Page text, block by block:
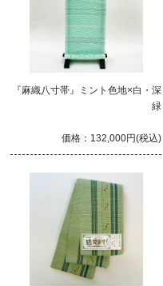
『麻織八寸帯』ミント色地×白・深
緑
価格：132,000円(税込)